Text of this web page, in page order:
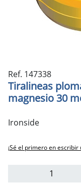
Ref. 147338
Tiralineas
magnesio 30
Ironside
¡Sé el primero en escribir